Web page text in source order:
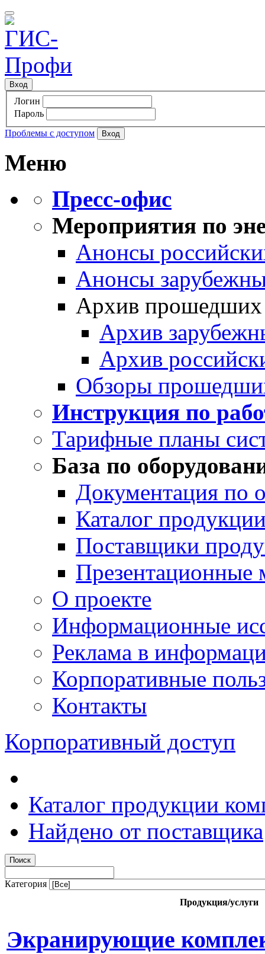
Вход
Логин
Пароль
Проблемы с доступом
Меню
Пресс-офис
Мероприятия по
Анонсы
Анонсы
Архив прошедших
Архив
Архив
Обзоры
Инструкция по
Тарифные планы
База по
Документация по
Каталог
Поставщики
Презентационные
О проекте
Информационные
Реклама в
Корпоративные
Контакты
Корпоративный доступ
Каталог продукции
Найдено от поставщика
Категория
Продукция/услуги
Экранирующие